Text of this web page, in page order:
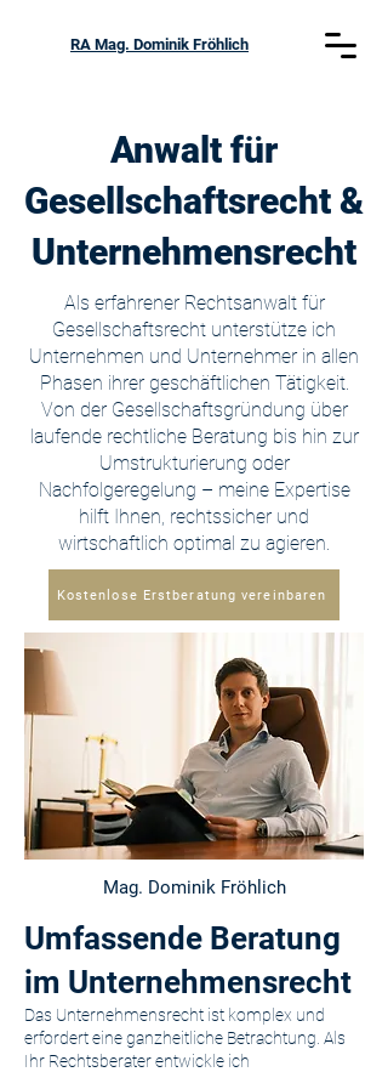
RA Mag. Dominik Fröhlich
Anwalt für
Gesellschaftsrecht &
Unternehmensrecht
Als erfahrener Rechtsanwalt für
Gesellschaftsrecht unterstütze ich
Unternehmen und Unternehmer in allen
Phasen ihrer geschäftlichen Tätigkeit.
Von der Gesellschaftsgründung über
laufende rechtliche Beratung bis hin zur
Umstrukturierung oder
Nachfolgeregelung – meine Expertise
hilft Ihnen, rechtssicher und
wirtschaftlich optimal zu agieren.
Kostenlose Erstberatung vereinbaren
Mag. Dominik Fröhlich
Umfassende Beratung
im Unternehmensrecht
Das Unternehmensrecht ist komplex und
erfordert eine ganzheitliche Betrachtung. Als
Ihr Rechtsberater entwickle ich